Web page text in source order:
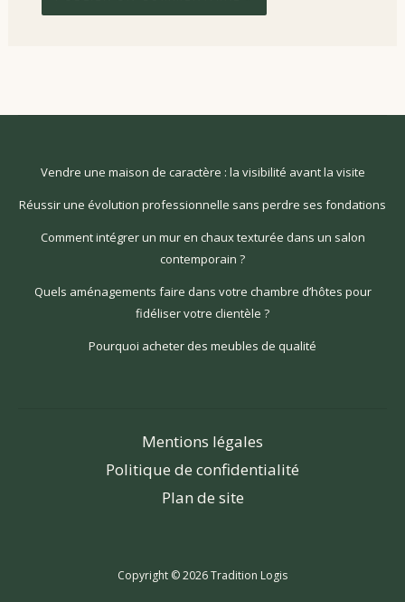
Vendre une maison de caractère : la visibilité avant la visite
Réussir une évolution professionnelle sans perdre ses fondations
Comment intégrer un mur en chaux texturée dans un salon
contemporain ?
Quels aménagements faire dans votre chambre d’hôtes pour
fidéliser votre clientèle ?
Pourquoi acheter des meubles de qualité
Mentions légales
Politique de confidentialité
Plan de site
Copyright © 2026 Tradition Logis